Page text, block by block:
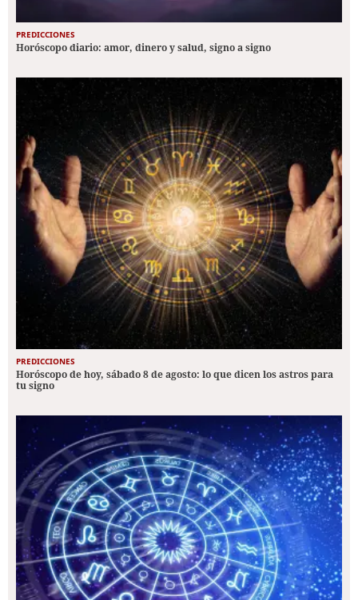
PREDICCIONES
Horóscopo diario: amor, dinero y salud, signo a signo
PREDICCIONES
Horóscopo de hoy, sábado 8 de agosto: lo que dicen los astros para
tu signo